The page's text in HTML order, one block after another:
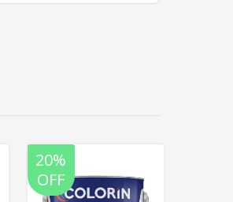
20%
OFF